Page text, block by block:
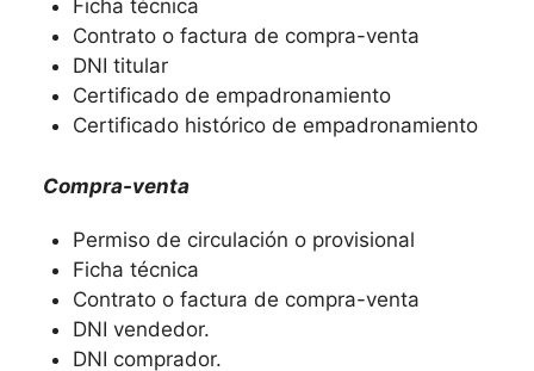
Ficha técnica
Contrato o factura de compra-venta
DNI titular
Certificado de empadronamiento
Certificado histórico de empadronamiento
Compra-venta
Permiso de circulación o provisional
Ficha técnica
Contrato o factura de compra-venta
DNI vendedor.
DNI comprador.